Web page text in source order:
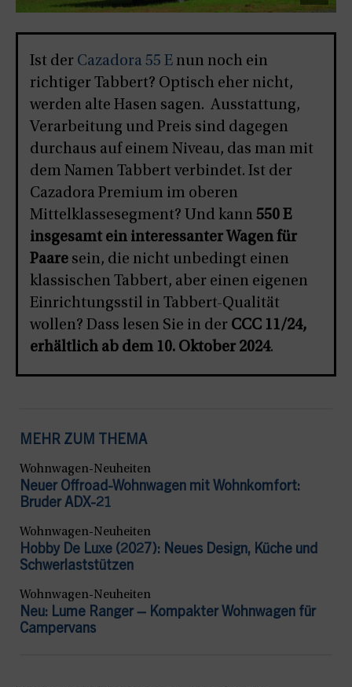
Ist der Cazadora 55 E nun noch ein
richtiger Tabbert? Optisch eher nicht,
werden alte Hasen sagen. Ausstattung,
Verarbeitung und Preis sind dagegen
durchaus auf einem Niveau, das man mit
dem Namen Tabbert verbindet. Ist der
Cazadora Premium im oberen
Mittelklassesegment? Und kann 550 E
insgesamt ein interessanter Wagen für
Paare sein, die nicht unbedingt einen
klassischen Tabbert, aber einen eigenen
Einrichtungsstil in Tabbert-Qualität
wollen? Dass lesen Sie in der CCC 11/24,
erhältlich ab dem 10. Oktober 2024.
MEHR ZUM THEMA
Wohnwagen-Neuheiten
Neuer Offroad-Wohnwagen mit Wohnkomfort:
Bruder ADX-21
Wohnwagen-Neuheiten
Hobby De Luxe (2027): Neues Design, Küche und
Schwerlaststützen
Wohnwagen-Neuheiten
Neu: Lume Ranger – Kompakter Wohnwagen für
Campervans